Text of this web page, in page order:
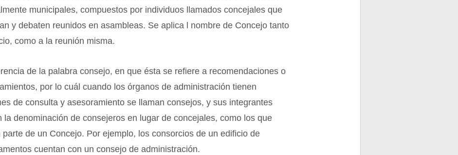
municipales, compuestos por individuos llamados concejales que
y debaten reunidos en asambleas. Se aplica l nombre de Concejo tanto
como a la reunión misma.
de la palabra consejo, en que ésta se refiere a recomendaciones o
por lo cuál cuando los órganos de administración tienen
de consulta y asesoramiento se llaman consejos, y sus integrantes
la denominación de consejeros en lugar de concejales, como los que
parte de un Concejo. Por ejemplo, los consorcios de un edificio de
cuentan con un consejo de administración.